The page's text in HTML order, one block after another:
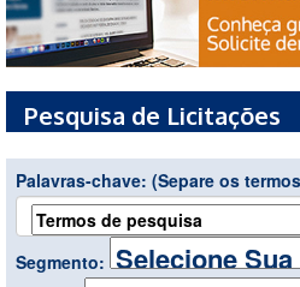
Pesquisa de Licitações
Palavras-chave: (Separe os
Segmento: